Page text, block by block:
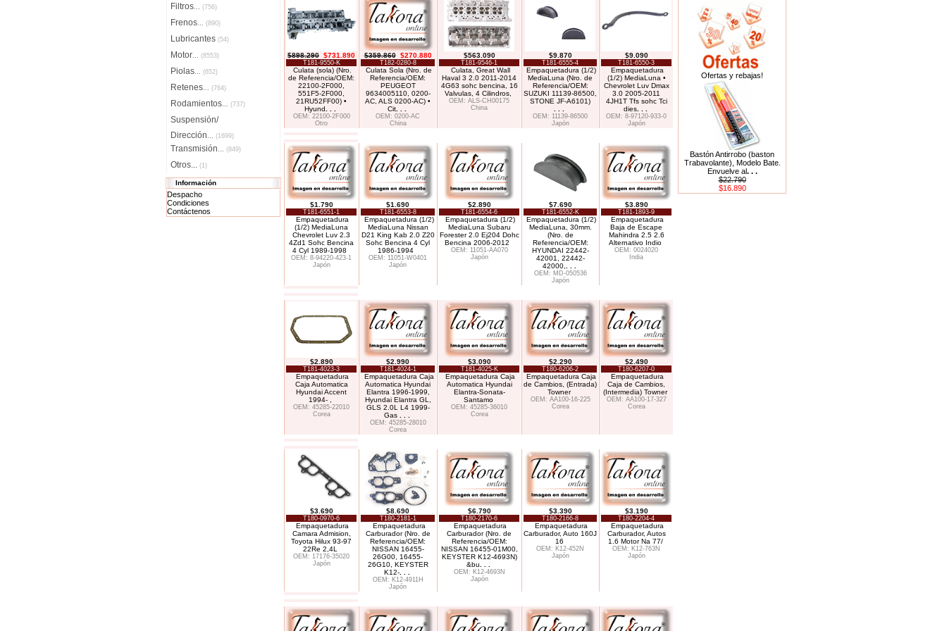
Filtros... (756)
Frenos... (890)
Lubricantes (54)
Motor... (8553)
Piolas... (652)
Retenes... (764)
Rodamientos... (737)
Suspensión/
Dirección... (1699)
Transmisión... (849)
Otros... (1)
Información
Despacho
Condiciones
Contáctenos
$898.290 $731.890
T181-9550-K
Culata (sola) (Nro.
de Referencia/OEM:
22100-2F000,
551F5-2F000,
21RU52FF00) •
Hyund
OEM: 22100-2F000
Otro
$359.860 $270.880
T182-0280-8
Culata Sola (Nro. de
Referencia/OEM:
PEUGEOT
9634005110, 0200-
AC, ALS 0200-AC) •
Cit. . .
OEM: 0200-AC
China
$563.090
T181-9546-1
Culata, Great Wall
Haval 3 2.0 2011-2014
4G63 sohc bencina, 16
Valvulas, 4 Cilindros,
OEM: ALS-CH00175
China
$9.870
T181-6555-4
Empaquetadura (1/2)
MediaLuna (Nro. de
Referencia/OEM:
SUZUKI 11139-86500,
STONE JF-A6101)
OEM: 11139-86500
Japón
$9.090
T181-6550-3
Empaquetadura
(1/2) MediaLuna •
Chevrolet Luv Dmax
3.0 2005-2011
4JH1T Tfs sohc Tci
dies. . .
OEM: 8-97120-933-0
Japón
$1.790
T181-6551-1
Empaquetadura
(1/2) MediaLuna
Chevrolet Luv 2.3
4Zd1 Sohc Bencina
4 Cyl 1989-1998
OEM: 8-94220-423-1
Japón
$1.690
T181-6553-8
Empaquetadura (1/2)
MediaLuna Nissan
D21 King Kab 2.0 Z20
Sohc Bencina 4 Cyl
1986-1994
OEM: 11051-W0401
Japón
$2.890
T181-6554-6
Empaquetadura (1/2)
MediaLuna Subaru
Forester 2.0 Ej204 Dohc
Bencina 2006-2012
OEM: 11051-AA070
Japón
$7.690
T181-6552-K
Empaquetadura (1/2)
MediaLuna, 30mm.
(Nro. de
Referencia/OEM:
HYUNDAI 22442-
42001, 22442-
42000,
OEM: MD-050536
Japón
$3.890
T181-1893-9
Empaquetadura
Baja de Escape
Mahindra 2.5 2.6
Alternativo Indio
OEM: 0024020
India
$2.890
T181-4023-3
Empaquetadura
Caja Automatica
Hyundai Accent
1994- ,
OEM: 45285-22010
Corea
$2.990
T181-4024-1
Empaquetadura Caja
Automatica Hyundai
Elantra 1996-1999,
Hyundai Elantra GL,
GLS 2.0L L4 1999-
Gas
OEM: 45285-28010
Corea
$3.090
T181-4025-K
Empaquetadura Caja
Automatica Hyundai
Elantra-Sonata-
Santamo
OEM: 45285-36010
Corea
$2.290
T180-6206-2
Empaquetadura Caja
de Cambios, (Entrada)
Towner
OEM: AA100-16-225
Corea
$2.490
T180-6207-0
Empaquetadura
Caja de Cambios,
(Intermedia) Towner
OEM: AA100-17-327
Corea
$3.690
T180-0970-6
Empaquetadura
Camara Admision,
Toyota Hilux 93-97
22Re 2,4L
OEM: 17176-35020
Japón
$8.690
T180-2181-1
Empaquetadura
Carburador (Nro. de
Referencia/OEM:
NISSAN 16455-
26G00, 16455-
26G10, KEYSTER
K12-. . .
OEM: K12-4911H
Japón
$6.790
T180-2170-6
Empaquetadura
Carburador (Nro. de
Referencia/OEM:
NISSAN 16455-01M00,
KEYSTER K12-4693N)
&bu
OEM: K12-4693N
Japón
$3.390
T180-2166-8
Empaquetadura
Carburador, Auto 160J
16
OEM: K12-452N
Japón
$3.190
T180-2204-4
Empaquetadura
Carburador, Autos
1.6 Motor Na 77/
OEM: K12-763N
Japón
Ofertas y rebajas!
Bastón Antirrobo (baston
Trabavolante), Modelo Bate.
Envuelve al. . .
$22.790
$16.890